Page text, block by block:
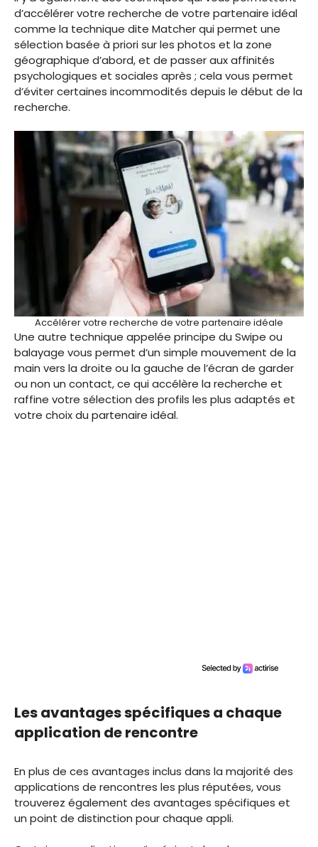
d’accélérer votre recherche de votre partenaire idéal
comme la technique dite Matcher qui permet une
sélection basée à priori sur les photos et la zone
géographique d’abord, et de passer aux affinités
psychologiques et sociales après ; cela vous permet
d’éviter certaines incommodités depuis le début de la
recherche.
Accélérer votre recherche de votre partenaire idéale
Une autre technique appelée principe du Swipe ou
balayage vous permet d’un simple mouvement de la
main vers la droite ou la gauche de l’écran de garder
ou non un contact, ce qui accélère la recherche et
raffine votre sélection des profils les plus adaptés et
votre choix du partenaire idéal.
Les avantages spécifiques a chaque
application de rencontre
En plus de ces avantages inclus dans la majorité des
applications de rencontres les plus réputées, vous
trouverez également des avantages spécifiques et
un point de distinction pour chaque appli.